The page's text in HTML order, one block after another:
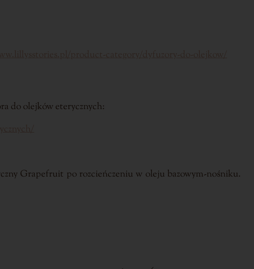
do olejków eterycznych:
Grapefruit po rozcieńczeniu w oleju bazowym-nośniku.